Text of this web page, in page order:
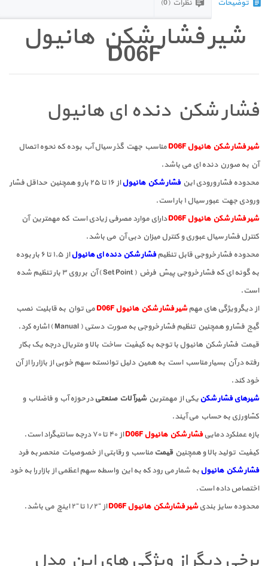
توضیحات نظرات (0)
شیر فشار شکن هانیول
D06F
فشار شکن دنده ای هانیول
شیر فشار شکن هانیول D06F
مناسب جهت گذر سیال آب بوده که نحوه اتصال
آن به صورن دنده ای می باشد.
محدوده فشار ورودی اینفشار شکن هانیول
از ۱۶ تا ۲۵ بار و همچنین حداقل فشار
ورودی جهت عبور سیال ۱ بار است.
شیر فشار شکن هانیول D06F
دارای موارد مصرفی زیادی است که مهمترین آن
کنترل فشار سیال عبوری و کنترل میزان دبی آن می باشد.
محدوده فشار خروجی قابل تنظیمفشار شکن دنده ای هانیول
از ۱٫۵ تا ۶ بار بوده
به گونه ای که فشار خروجی پیش فرض ( Set Point ) آن بر روی ۳ بار تنظیم شده
است.
از دیگر ویژگی های مهمشیر فشار شکن هانیول D06F
می توان به قابلیت نصب
گیج فشار و همچنین تنظیم فشار خروجی به صورت دستی ( Manual ) اشاره کرد.
قیمت فشار شکن هانیول با توجه به کیفیت ساخت بالا و متریال درجه یک بکار
رفته در آن بسیار مناسب است به همین دلیل توانسته سهم خوبی از بازار را از آن
خود کند.
شیرهای فشار شکن یکی از مهمترینشیرآلات صنعتیدر حوزه آب و فاضلاب و
کشاورزی به حساب می آیند.
بازه عملکرد دماییفشار شکن هانیول D06F
از ۴۰ تا ۷۰ درجه سانتیگراد است.
کیفیت تولید بالا و همچنینقیمت مناسب و رقابتی از خصوصیات منحصر به فرد
فشار شکن هانیول به شمار می رود که به این واسطه سهم اعظمی از بازار را به خود
اختصاص داده است.
محدوده سایز بندیشیر فشارشکن هانیول D06F از “۱/۲ تا “۲ اینچ می باشد.
برخی دیگر از ویژگی های این مدل